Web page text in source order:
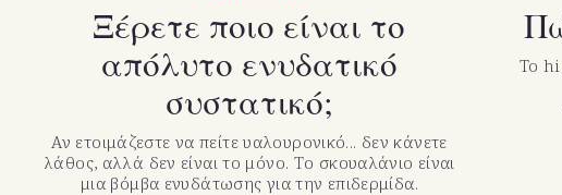
Ξέρετε ποιο είναι το
απόλυτο ενυδατικό
συστατικό;
Αν ετοιμάζεστε να πείτε υαλουρονικό... δεν κάνετε
λάθος, αλλά δεν είναι το μόνο. Το σκουαλάνιο είναι
μια βόμβα ενυδάτωσης για την επιδερμίδα.
To